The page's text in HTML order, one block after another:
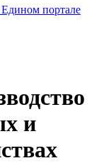
портале
и